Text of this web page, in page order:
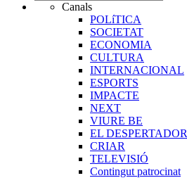
Canals
POLíTICA
SOCIETAT
ECONOMIA
CULTURA
INTERNACIONAL
ESPORTS
IMPACTE
NEXT
VIURE BE
EL DESPERTADOR
CRIAR
TELEVISIÓ
Contingut patrocinat